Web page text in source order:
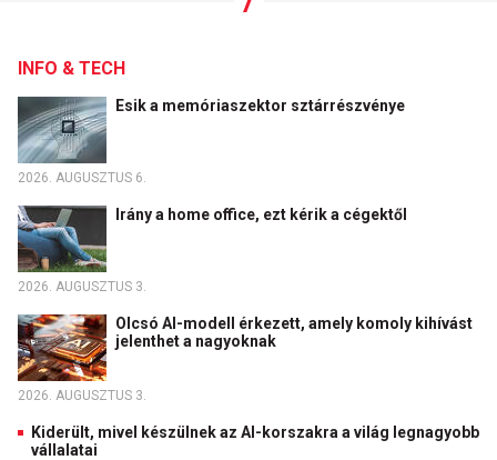
INFO & TECH
Esik a memóriaszektor sztárrészvénye
2026. AUGUSZTUS 6.
Irány a home office, ezt kérik a cégektől
2026. AUGUSZTUS 3.
Olcsó AI-modell érkezett, amely komoly kihívást
jelenthet a nagyoknak
2026. AUGUSZTUS 3.
Kiderült, mivel készülnek az AI-korszakra a világ legnagyobb
vállalatai